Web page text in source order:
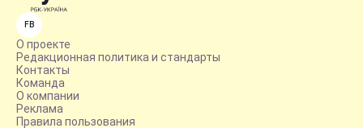
FB
О проекте
Редакционная политика и стандарты
Контакты
Команда
О компании
Реклама
Правила пользования